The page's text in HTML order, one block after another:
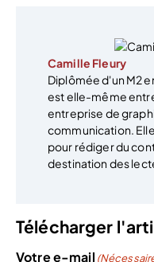
Camille Fleury
Diplômée d'un M2
est elle-même
entreprise de
communication.
pour rédiger du
destination des
Télécharger
Votre e-mail